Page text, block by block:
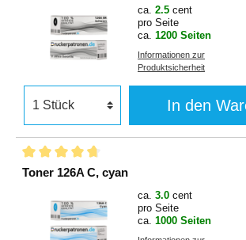
ca. 2.5 cent
pro Seite
ca. 1200 Seiten
Informationen zur
Produktsicherheit
In den
Toner 126A C, cyan
ca. 3.0 cent
pro Seite
ca. 1000 Seiten